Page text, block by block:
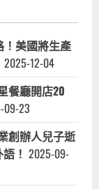
！美國將生產
2025-12-04
餐廳開店20
09-23
創辦人兒子逝
！ 2025-09-